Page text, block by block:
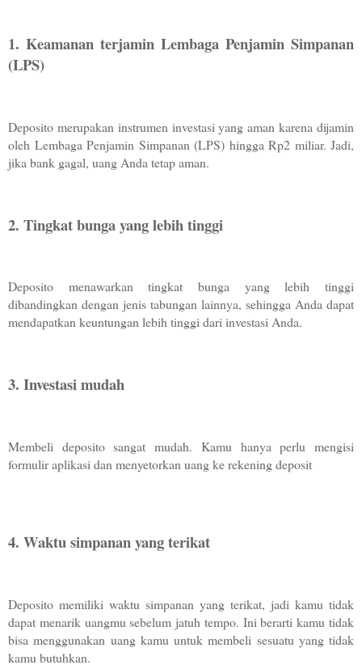
1. Keamanan terjamin Lembaga Penjamin Simpanan
(LPS)
Deposito merupakan instrumen investasi yang aman karena dijamin
oleh Lembaga Penjamin Simpanan (LPS) hingga Rp2 miliar. Jadi,
jika bank gagal, uang Anda tetap aman.
2. Tingkat bunga yang lebih tinggi
Deposito menawarkan tingkat bunga yang lebih tinggi
dibandingkan dengan jenis tabungan lainnya, sehingga Anda dapat
mendapatkan keuntungan lebih tinggi dari investasi Anda.
3. Investasi mudah
Membeli deposito sangat mudah. Kamu hanya perlu mengisi
formulir aplikasi dan menyetorkan uang ke rekening deposit
4. Waktu simpanan yang terikat
Deposito memiliki waktu simpanan yang terikat, jadi kamu tidak
dapat menarik uangmu sebelum jatuh tempo. Ini berarti kamu tidak
bisa menggunakan uang kamu untuk membeli sesuatu yang tidak
kamu butuhkan.